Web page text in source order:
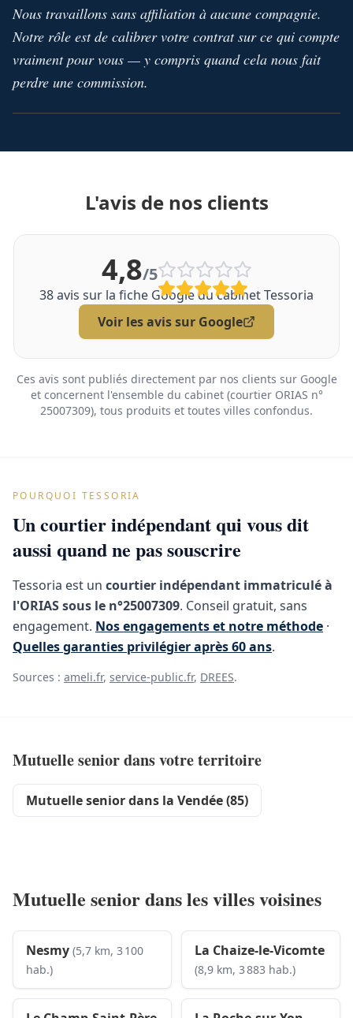
Nous travaillons sans affiliation à aucune compagnie.
Notre rôle est de calibrer votre contrat sur ce qui compte
vraiment pour vous — y compris quand cela nous fait
perdre une commission.
L'avis de nos clients
4,8/5
38avis sur la fiche Google du cabinet Tessoria
Voir les avis sur Google
Ces avis sont publiés directement par nos clients sur Google
et concernent l'ensemble du cabinet (courtier ORIAS n°
25007309), tous produits et toutes villes confondus.
POURQUOI TESSORIA
Un courtier indépendant qui vous dit
aussi quand ne pas souscrire
Tessoria est un courtier indépendant immatriculé à
l'ORIAS sous le n°25007309. Conseil gratuit, sans
engagement. Nos engagements et notre méthode ·
Quelles garanties privilégier après 60 ans.
Sources : ameli.fr, service-public.fr, DREES.
Mutuelle senior dans votre territoire
Mutuelle senior dans la Vendée (85)
Mutuelle senior dans les villes voisines
Nesmy (5,7 km, 3 100
hab.)
La Chaize-le-Vicomte
(8,9 km, 3 883 hab.)